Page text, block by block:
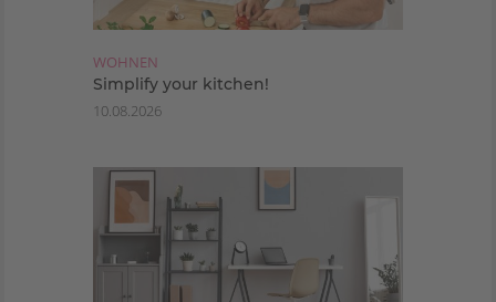
WOHNEN
Simplify your kitchen!
10.08.2026